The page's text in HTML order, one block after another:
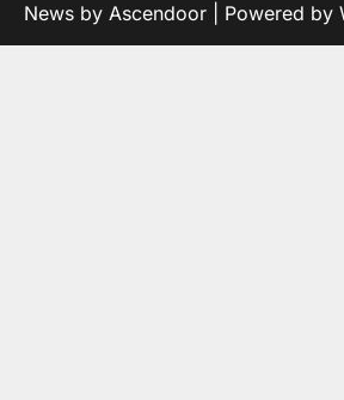
News by Ascendoor | Powered by